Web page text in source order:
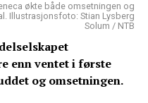
økte både omsetningen og
Illustrasjonsfoto: Stian Lysberg
Solum / NTB
enn ventet i første
og omsetningen.